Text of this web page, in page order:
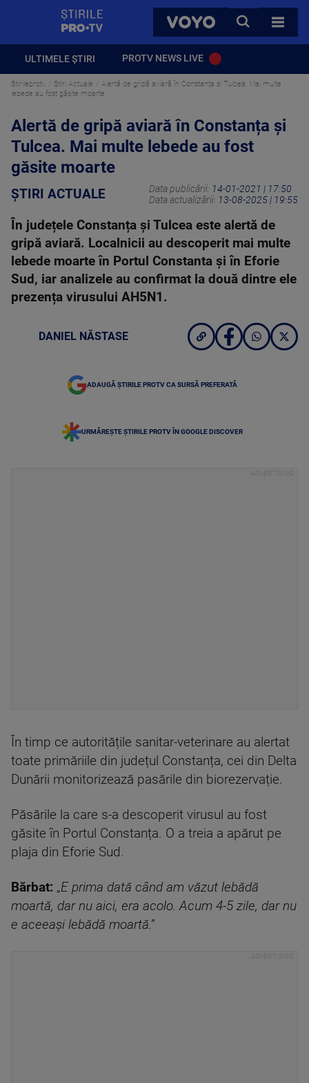
VOYO
CAUTA
TOATE
ULTIMELE ȘTIRI PROTV NEWS LIVE
Stirileprotv Știri Actuale
Alertă de gripă aviară în Constanța și Tulcea. Mai multe
lebede au fost găsite moarte
Alertă de gripă aviară în Constanța și
Tulcea. Mai multe lebede au fost
găsite moarte
ȘTIRI ACTUALE Data publicării: 14-01-2021 | 17:50
Data actualizării: 13-08-2025 | 19:55
În județele Constanța și Tulcea este alertă de
gripă aviară. Localnicii au descoperit mai multe
lebede moarte în Portul Constanta și în Eforie
Sud, iar analizele au confirmat la două dintre ele
prezența virusului AH5N1.
DANIEL NĂSTASE
ADAUGĂ ȘTIRILE PROTV CA SURSĂ PREFERATĂ
URMĂREȘTE ȘTIRILE PROTV ÎN GOOGLE DISCOVER
În timp ce autoritățile sanitar-veterinare au alertat
toate primăriile din județul Constanța, cei din Delta
Dunării monitorizează pasările din biorezervație.
Păsările la care s-a descoperit virusul au fost
găsite în Portul Constanța. O a treia a apărut pe
plaja din Eforie Sud.
Bărbat: „E prima dată când am văzut lebădă
moartă, dar nu aici, era acolo. Acum 4-5 zile, dar nu
e aceeași lebădă moartă.”